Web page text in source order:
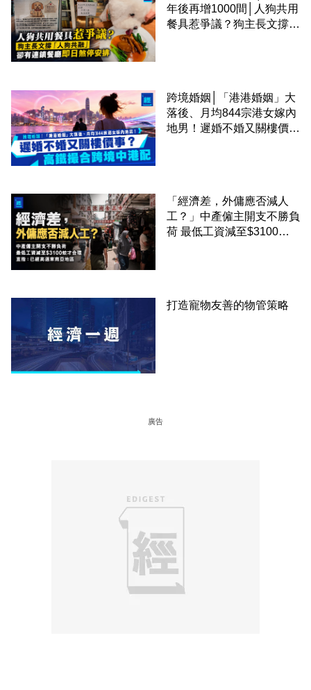
年後再增1000間│人狗共用
餐具惹爭議？狗主長文撐
跨境婚姻│「港港婚姻」大
落後、月均844宗港女嫁內
地男！遲婚不婚又關樓價
「經濟差，外傭應否減人
工？」中產僱主開支不勝負
荷 最低工資減至$3100蚊
打造寵物友善的物管策略
廣告